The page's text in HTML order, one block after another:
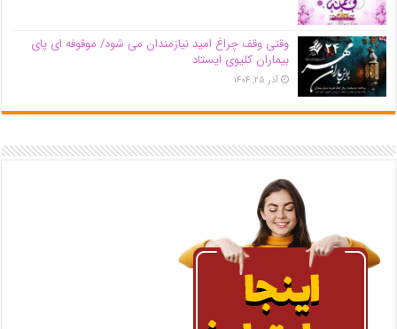
وقتی وقف چراغ امید نیازمندان می شود/ موقوفه ای پای
بیماران کلیوی ایستاد
آذر ۲۵, ۱۴۰۴